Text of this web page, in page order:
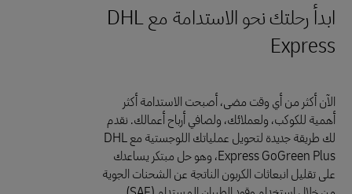
ابدأ رحلتك نحو الاستدامة مع DHL
Express
الآن أكثر من أي وقت مضى، أصبحت الاستدامة أكثر
أهمية للكوكب، ولعملائك، ولصافي أرباح أعمالك. نقدم
لك طريقة جديدة لتحويل عملياتك اللوجستية مع DHL
Express GoGreen Plus، وهو حل مبتكر يساعدك
على تقليل انبعاثات الكربون الناتجة عن الشحنات الجوية